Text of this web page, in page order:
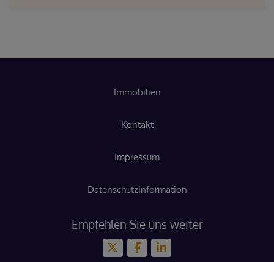
Immobilien
Kontakt
Impressum
Datenschutzinformation
Empfehlen Sie uns weiter